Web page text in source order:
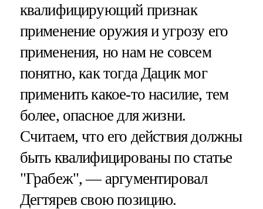
квалифицирующий признак
применение оружия и угрозу его
применения, но нам не совсем
понятно, как тогда Дацик мог
применить какое-то насилие, тем
более, опасное для жизни.
Считаем, что его действия должны
быть квалифицированы по статье
"Грабеж", — аргументировал
Дегтярев свою позицию.